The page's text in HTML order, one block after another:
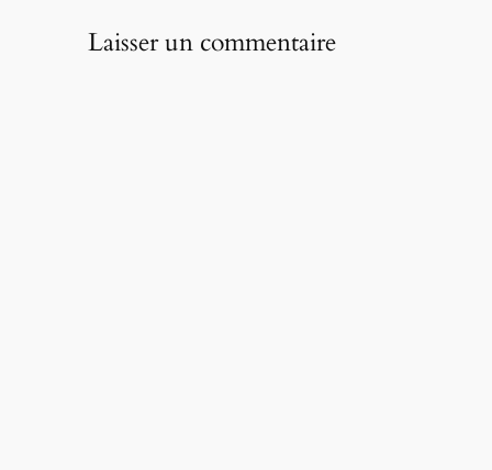
Laisser un commentaire